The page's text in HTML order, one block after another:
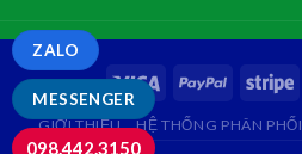
GIỚI THIỆU HỆ THỐNG PHÂN PHỐI
MESSENGER
ZALO
098.442.3150